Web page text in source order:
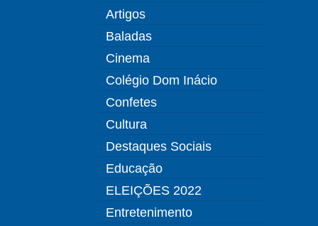
Artigos
Baladas
Cinema
Colégio Dom Inácio
Confetes
Cultura
Destaques Sociais
Educação
ELEIÇÕES 2022
Entretenimento